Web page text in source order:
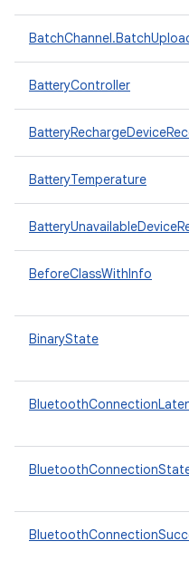
BatteryController
BatteryTemperature
BeforeClassWithInfo
BinaryState